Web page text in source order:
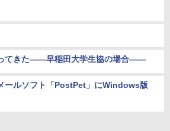
てきた――早稲田大学生協の場合――
ールソフト「PostPet」にWindows版